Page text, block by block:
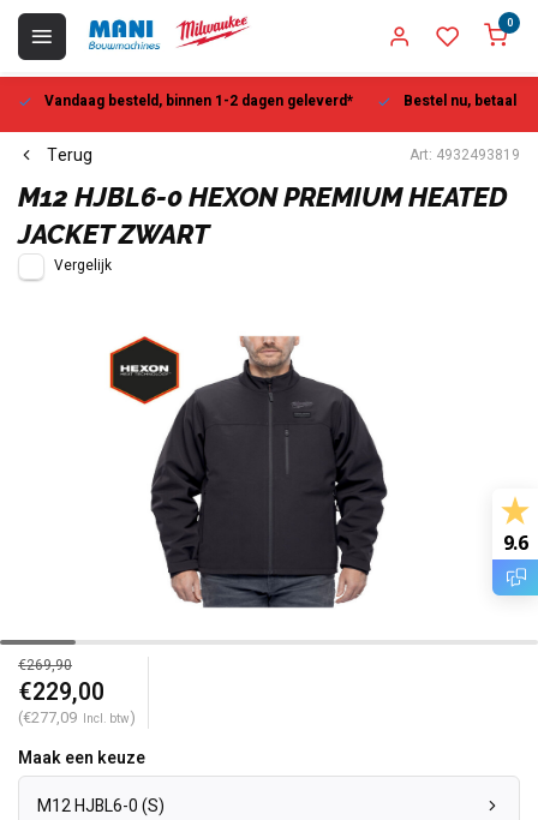
0
Vandaag besteld, binnen 1-2 dagen geleverd* Bestel nu, betaal
Terug Art: 4932493819
M12 HJBL6-0 HEXON PREMIUM HEATED
JACKET ZWART
Vergelijk
€269,90
€229,00
(€277,09 Incl. btw)
Maak een keuze
M12 HJBL6-0 (S)
9.6